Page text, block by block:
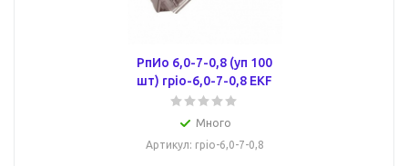
РпИо 6,0-7-0,8 (уп 100
шт) rpio-6,0-7-0,8 EKF
Много
Артикул: rpio-6,0-7-0,8